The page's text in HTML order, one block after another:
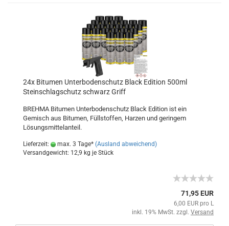
24x Bitumen Unterbodenschutz Black Edition 500ml
Steinschlagschutz schwarz Griff
BREHMA Bitumen Unterbodenschutz Black Edition ist ein
Gemisch aus Bitumen, Füllstoffen, Harzen und geringem
Lösungsmittelanteil.
Lieferzeit: max. 3 Tage* (Ausland abweichend)
Versandgewicht: 12,9 kg je Stück
71,95 EUR
6,00 EUR pro L
inkl. 19% MwSt. zzgl. Versand